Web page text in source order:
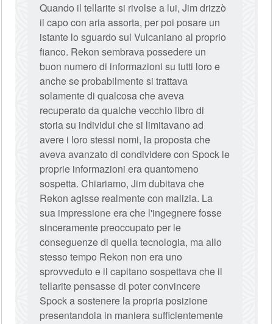
Quando il tellarite si rivolse a lui, Jim drizzò
il capo con aria assorta, per poi posare un
istante lo sguardo sul Vulcaniano al proprio
fianco. Rekon sembrava possedere un
buon numero di informazioni su tutti loro e
anche se probabilmente si trattava
solamente di qualcosa che aveva
recuperato da qualche vecchio libro di
storia su individui che si limitavano ad
avere i loro stessi nomi, la proposta che
aveva avanzato di condividere con Spock le
proprie informazioni era quantomeno
sospetta. Chiariamo, Jim dubitava che
Rekon agisse realmente con malizia. La
sua impressione era che l'ingegnere fosse
sinceramente preoccupato per le
conseguenze di quella tecnologia, ma allo
stesso tempo Rekon non era uno
sprovveduto e il capitano sospettava che il
tellarite pensasse di poter convincere
Spock a sostenere la propria posizione
presentandola in maniera sufficientemente